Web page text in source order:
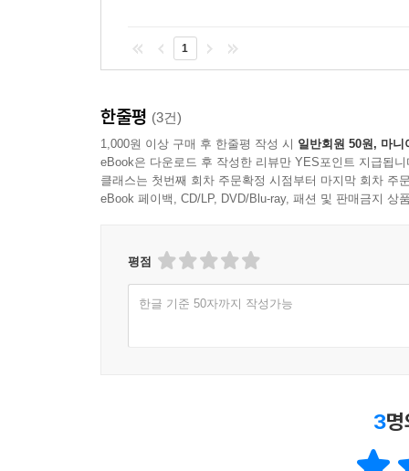
1
한줄평 (3건)
1,000원 이상 구매 후 한줄평 작성 시 일반회원 50원, 마니
eBook은 다운로드 후 작성한 리뷰만 YES포인트 지급됩니
클래스는 첫번째 회차 주문확정 시점부터 마지막 회차 주
eBook 페이백, CD/LP, DVD/Blu-ray, 패션 및 판매금지 상
평점
한글 기준 50자까지 작성가능
3